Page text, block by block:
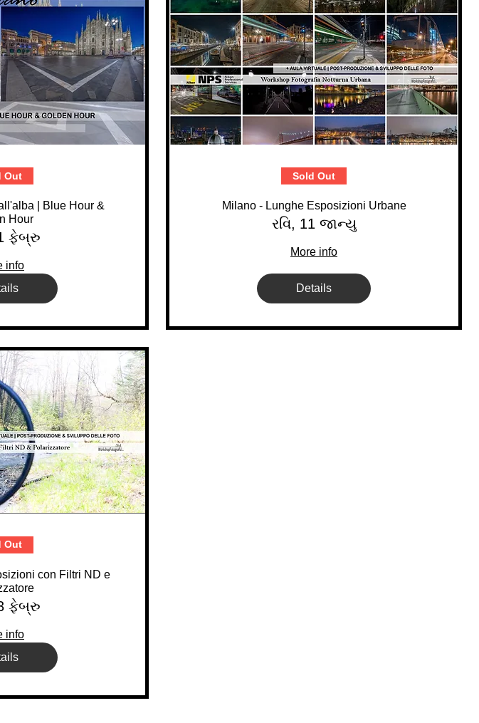
Out
| Blue Hour &
Hour
ફેબ્રુ
info
Sold Out
Milano - Lunghe Esposizioni Urbane
રવિ, 11 જાન્યુ
More info
Details
Out
con Filtri ND e
ફેબ્રુ
info